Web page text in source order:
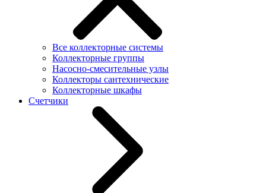
Все коллекторные системы
Коллекторные группы
Насосно-смесительные узлы
Коллекторы сантехнические
Коллекторные шкафы
Счетчики